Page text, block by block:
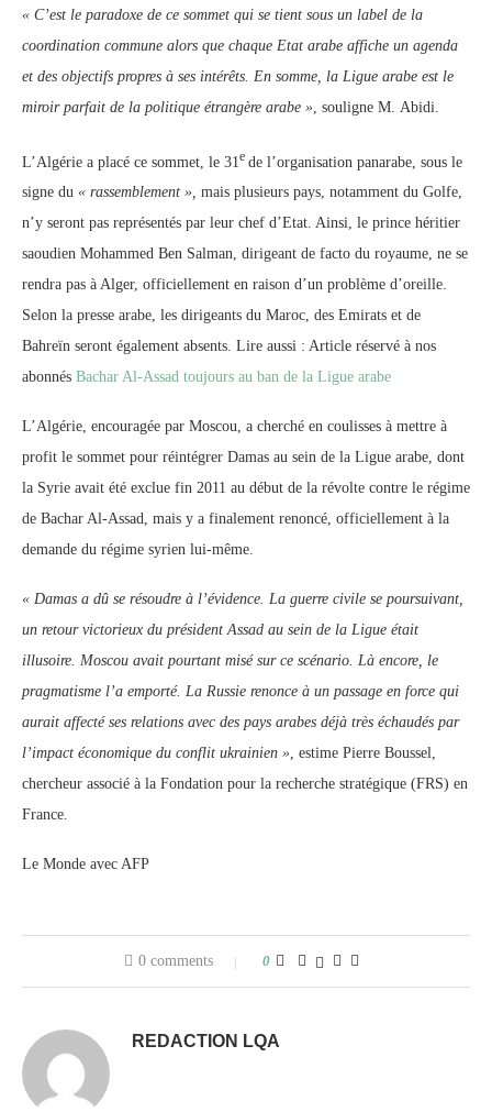
« C’est le paradoxe de ce sommet qui se tient sous un label de la
coordination commune alors que chaque Etat arabe affiche un agenda
et des objectifs propres à ses intérêts. En somme, la Ligue arabe est le
miroir parfait de la politique étrangère arabe » , souligne M. Abidi.
L’Algérie a placé ce sommet, le 31e de l’organisation panarabe, sous le
signe du « rassemblement », mais plusieurs pays, notamment du Golfe,
n’y seront pas représentés par leur chef d’Etat. Ainsi, le prince héritier
saoudien Mohammed Ben Salman, dirigeant de facto du royaume, ne se
rendra pas à Alger, officiellement en raison d’un problème d’oreille.
Selon la presse arabe, les dirigeants du Maroc, des Emirats et de
Bahreïn seront également absents. Lire aussi : Article réservé à nos
abonnés Bachar Al-Assad toujours au ban de la Ligue arabe
L’Algérie, encouragée par Moscou, a cherché en coulisses à mettre à
profit le sommet pour réintégrer Damas au sein de la Ligue arabe, dont
la Syrie avait été exclue fin 2011 au début de la révolte contre le régime
de Bachar Al-Assad, mais y a finalement renoncé, officiellement à la
demande du régime syrien lui-même.
« Damas a dû se résoudre à l’évidence. La guerre civile se poursuivant,
un retour victorieux du président Assad au sein de la Ligue était
illusoire. Moscou avait pourtant misé sur ce scénario. Là encore, le
pragmatisme l’a emporté. La Russie renonce à un passage en force qui
aurait affecté ses relations avec des pays arabes déjà très échaudés par
l’impact économique du conflit ukrainien », estime Pierre Boussel,
chercheur associé à la Fondation pour la recherche stratégique (FRS) en
France.
Le Monde avec AFP
0 comments 0
REDACTION LQA